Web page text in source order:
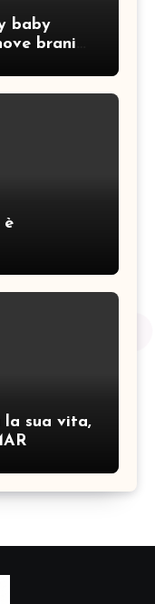
baby
brani
è
la sua vita,